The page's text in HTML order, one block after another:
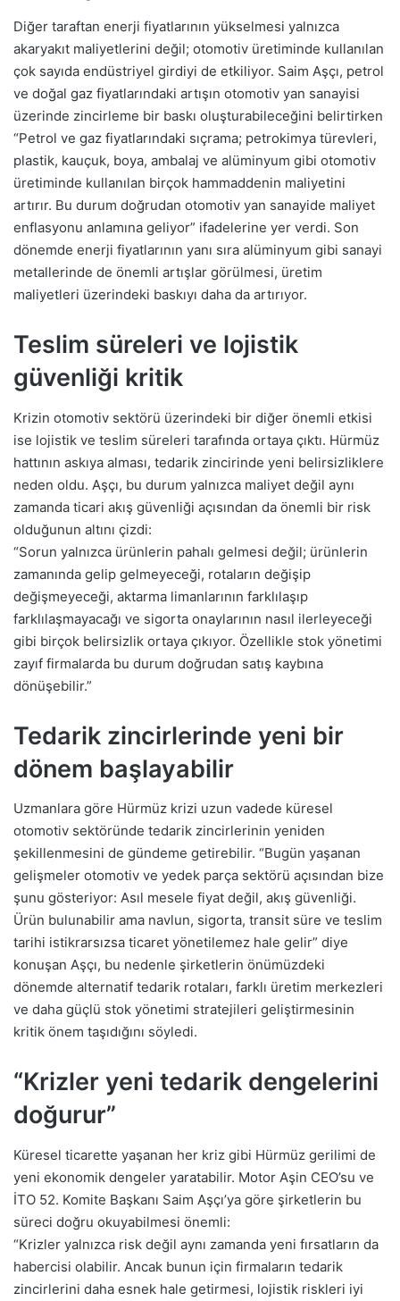
Diğer taraftan enerji fiyatlarının yükselmesi yalnızca
akaryakıt maliyetlerini değil; otomotiv üretiminde kullanılan
çok sayıda endüstriyel girdiyi de etkiliyor. Saim Aşçı, petrol
ve doğal gaz fiyatlarındaki artışın otomotiv yan sanayisi
üzerinde zincirleme bir baskı oluşturabileceğini belirtirken
“Petrol ve gaz fiyatlarındaki sıçrama; petrokimya türevleri,
plastik, kauçuk, boya, ambalaj ve alüminyum gibi otomotiv
üretiminde kullanılan birçok hammaddenin maliyetini
artırır. Bu durum doğrudan otomotiv yan sanayide maliyet
enflasyonu anlamına geliyor” ifadelerine yer verdi. Son
dönemde enerji fiyatlarının yanı sıra alüminyum gibi sanayi
metallerinde de önemli artışlar görülmesi, üretim
maliyetleri üzerindeki baskıyı daha da artırıyor.
Teslim süreleri ve lojistik
güvenliği kritik
Krizin otomotiv sektörü üzerindeki bir diğer önemli etkisi
ise lojistik ve teslim süreleri tarafında ortaya çıktı. Hürmüz
hattının askıya alması, tedarik zincirinde yeni belirsizliklere
neden oldu. Aşçı, bu durum yalnızca maliyet değil aynı
zamanda ticari akış güvenliği açısından da önemli bir risk
olduğunun altını çizdi:
“Sorun yalnızca ürünlerin pahalı gelmesi değil; ürünlerin
zamanında gelip gelmeyeceği, rotaların değişip
değişmeyeceği, aktarma limanlarının farklılaşıp
farklılaşmayacağı ve sigorta onaylarının nasıl ilerleyeceği
gibi birçok belirsizlik ortaya çıkıyor. Özellikle stok yönetimi
zayıf firmalarda bu durum doğrudan satış kaybına
dönüşebilir.”
Tedarik zincirlerinde yeni bir
dönem başlayabilir
Uzmanlara göre Hürmüz krizi uzun vadede küresel
otomotiv sektöründe tedarik zincirlerinin yeniden
şekillenmesini de gündeme getirebilir. “Bugün yaşanan
gelişmeler otomotiv ve yedek parça sektörü açısından bize
şunu gösteriyor: Asıl mesele fiyat değil, akış güvenliği.
Ürün bulunabilir ama navlun, sigorta, transit süre ve teslim
tarihi istikrarsızsa ticaret yönetilemez hale gelir” diye
konuşan Aşçı, bu nedenle şirketlerin önümüzdeki
dönemde alternatif tedarik rotaları, farklı üretim merkezleri
ve daha güçlü stok yönetimi stratejileri geliştirmesinin
kritik önem taşıdığını söyledi.
“Krizler yeni tedarik dengelerini
doğurur”
Küresel ticarette yaşanan her kriz gibi Hürmüz gerilimi de
yeni ekonomik dengeler yaratabilir. Motor Aşin CEO’su ve
İTO 52. Komite Başkanı Saim Aşçı’ya göre şirketlerin bu
süreci doğru okuyabilmesi önemli:
“Krizler yalnızca risk değil aynı zamanda yeni fırsatların da
habercisi olabilir. Ancak bunun için firmaların tedarik
zincirlerini daha esnek hale getirmesi, lojistik riskleri iyi